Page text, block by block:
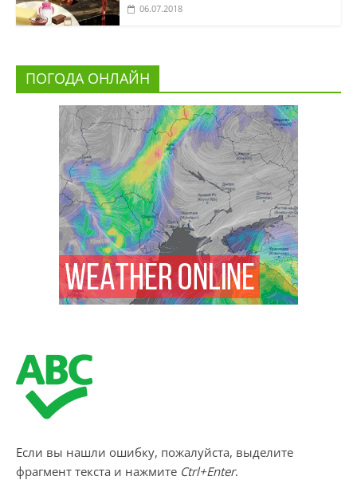
06.07.2018
ПОГОДА ОНЛАЙН
Если вы нашли ошибку, пожалуйста, выделите
фрагмент текста и нажмите Ctrl+Enter.